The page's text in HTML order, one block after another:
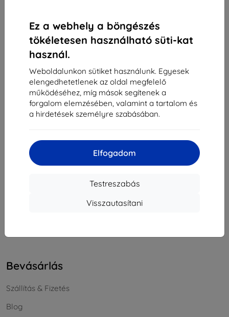
Ez a webhely a böngészés
tökéletesen használható süti-kat
használ.
Weboldalunkon sütiket használunk. Egyesek
elengedhetetlenek az oldal megfelelő
működéséhez, míg mások segítenek a
forgalom elemzésében, valamint a tartalom és
a hirdetések személyre szabásában.
Elfogadom
Testreszabás
Visszautasítani
Shield-Sk s.r.o.
Rudolf Mocka utca 3750/2A
841 04 Bratislava
Cégjegyzékszám:46701494
ÁFA-azonosító:SK2023549671
info@top4mobile.eu
Bevásárlás
Szállítás & Fizetés
Blog